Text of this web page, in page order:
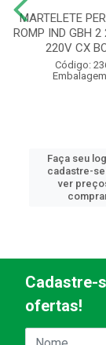
MARTELETE
ROMP IND GBH
220V CX
Código:
Faça seu
cadastre-
ver
Cadastre-
ofertas!